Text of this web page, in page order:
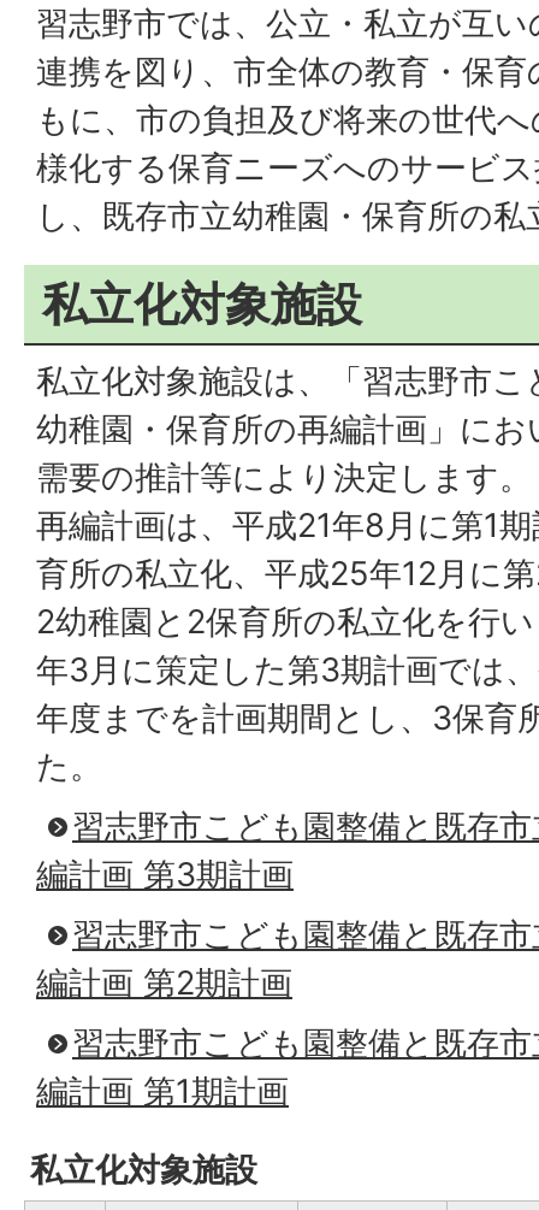
習志野市では、公立・私立が互
連携を図り、市全体の教育・保
もに、市の負担及び将来の世代
様化する保育ニーズへのサービ
し、既存市立幼稚園・保育所の
私立化対象施設
私立化対象施設は、「習志野市
幼稚園・保育所の再編計画」に
需要の推計等により決定します。
再編計画は、平成21年8月に第1
育所の私立化、平成25年12月に
2幼稚園と2保育所の私立化を行
年3月に策定した第3期計画では
年度までを計画期間とし、3保育
た。
習志野市こども園整備と既存
編計画 第3期計画
習志野市こども園整備と既存
編計画 第2期計画
習志野市こども園整備と既存
編計画 第1期計画
私立化対象施設